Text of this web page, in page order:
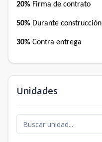
20% Firma de contrato
50% Durante construcción
30% Contra entrega
Unidades